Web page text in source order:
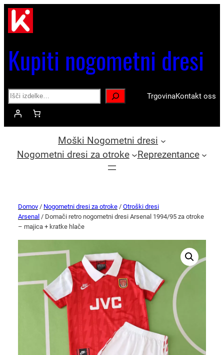
Kupiti nogometni dresi
Search TrgovinaKontakt oss
Moški Nogometni dresi
Nogometni dresi za otroke
Reprezentance
Domov / Nogometni dresi za otroke / Otroški dresi
Arsenal / Domači retro nogometni dresi Arsenal 1994/95 za otroke
– majica + kratke hlače